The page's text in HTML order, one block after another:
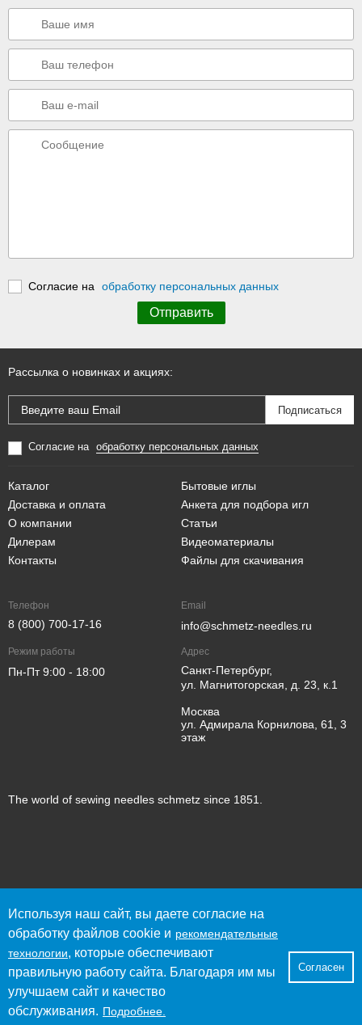
Согласие на обработку персональных данных
The world of sewing needles schmetz since 1851.
Политика конфиденциальности
Согласие пользователя сайта на обработку персональных
данных
Согласие на получение рекламно-информационных
материалов
Рекомендательные технологии
Публичный договор-оферта
Рассылка о новинках и акциях:
Согласие на обработку персональных данных
Каталог
Доставка и оплата
О компании
Дилерам
Контакты
Бытовые иглы
Анкета для подбора игл
Статьи
Видеоматериалы
Файлы для скачивания
Телефон
8 (800) 700-17-16
Email
info@schmetz-needles.ru
Режим работы
Пн-Пт 9:00 - 18:00
Адрес
Санкт-Петербург,
ул. Магнитогорская, д. 23, к.1
Москва
ул. Адмирала Корнилова, 61, 3
этаж
Используя наш сайт, вы даете согласие на
обработку файлов cookie и рекомендательные
технологии, которые обеспечивают
правильную работу сайта. Благодаря им мы
улучшаем сайт и качество
обслуживания. Подробнее.
Согласен